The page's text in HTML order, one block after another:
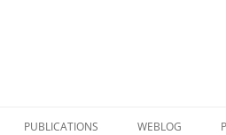
till
PUBLICATIONS WEBLOG